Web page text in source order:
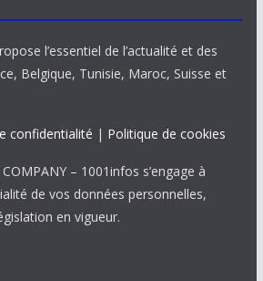
l’essentiel de l’actualité et des
Belgique, Tunisie, Maroc, Suisse et
confidentialité | Politique de cookies
– 1001infos s’engage à
de vos données personnelles,
en vigueur.